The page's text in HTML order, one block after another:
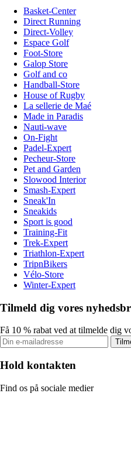
Basket-Center
Direct Running
Direct-Volley
Espace Golf
Foot-Store
Galop Store
Golf and co
Handball-Store
House of Rugby
La sellerie de Maé
Made in Paradis
Nauti-wave
On-Fight
Padel-Expert
Pecheur-Store
Pet and Garden
Slowood Interior
Smash-Expert
Sneak'In
Sneakids
Sport is good
Training-Fit
Trek-Expert
Triathlon-Expert
TripnBikers
Vélo-Store
Winter-Expert
Tilmeld dig vores
Få 10 % rabat ved at tilmelde dig
Hold kontakten
Find os på sociale medier